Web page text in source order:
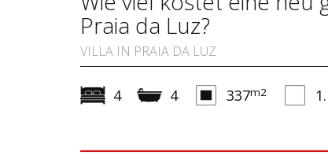
Praia da Luz?
VILLA IN PRAIA DA LUZ
4 4 337m2